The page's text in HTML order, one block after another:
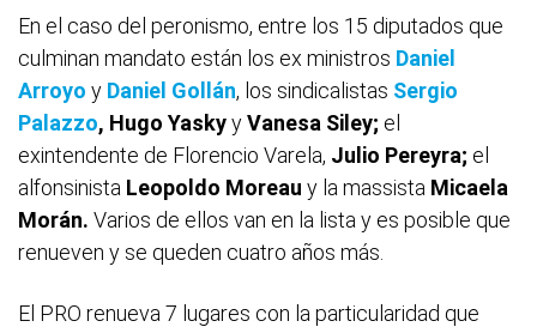
En el caso del peronismo, entre los 15 diputados que
culminan mandato están los ex ministros Daniel
Arroyo y Daniel Gollán, los sindicalistas Sergio
Palazzo, Hugo YaskyyVanesa Siley; el
exintendente de Florencio Varela, Julio Pereyra; el
alfonsinista Leopoldo Moreau y la massista Micaela
Morán. Varios de ellos van en la lista y es posible que
renueven y se queden cuatro años más.
El PRO renueva 7 lugares con la particularidad que